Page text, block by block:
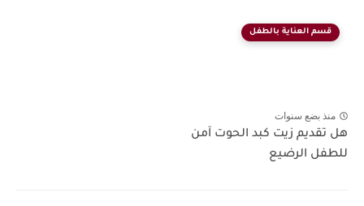
قسم العناية بالطفل
منذ بضع سنوات
هل تقديم زيت كبد الحوت آمن
للطفل الرضيع